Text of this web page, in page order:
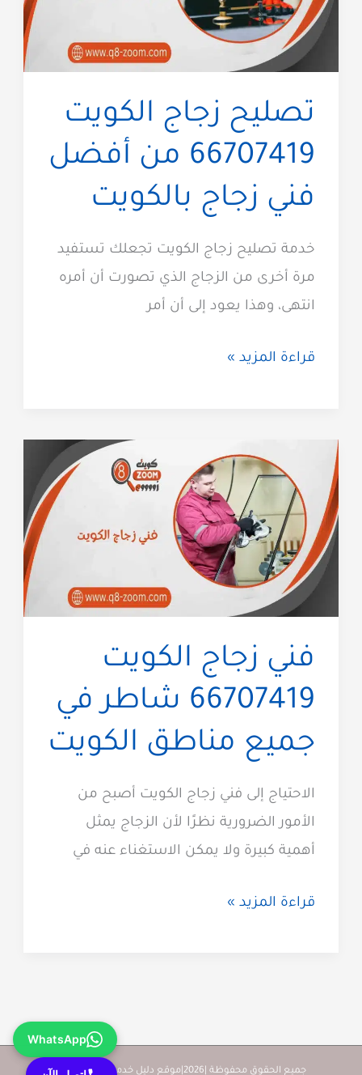
تصليح زجاج​ الكويت
66707419 من أفضل
فني زجاج بالكويت
خدمة تصليح زجاج الكويت تجعلك تستفيد
مرة أخرى من الزجاج الذي تصورت أن أمره
انتهى، وهذا يعود إلى أن أمر
تصليح
أفضل
فني
زجاج
بالكويت
قراءة المزيد »
فني زجاج الكويت
66707419 شاطر في
جميع مناطق الكويت
الاحتياج إلى فني زجاج الكويت أصبح من
الأمور الضرورية نظرًا لأن الزجاج يمثل
أهمية كبيرة ولا يمكن الاستغناء عنه في
فني
في
قراءة المزيد »
جميع الحقوق محفوظة |2026|موقع دليل خدمات كويت زووم
WhatsApp